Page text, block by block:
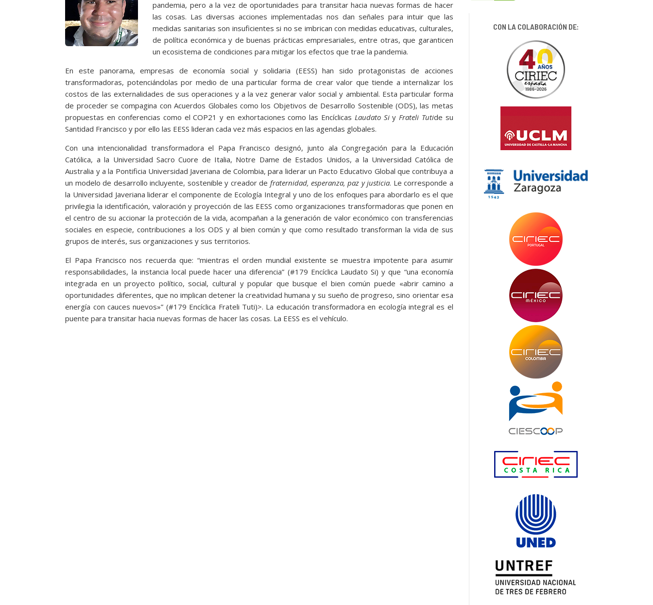
pandemia, pero a la vez de oportunidades para transitar hacia nuevas formas de hacer
las cosas. Las diversas acciones implementadas nos dan señales para intuir que las
medidas sanitarias son insuficientes si no se imbrican con medidas educativas, culturales,
de política económica y de buenas prácticas empresariales, entre otras, que garanticen
un ecosistema de condiciones para mitigar los efectos que trae la pandemia.
En este panorama, empresas de economía social y solidaria (EESS) han sido protagonistas de acciones
transformadoras, potenciándolas por medio de una particular forma de crear valor que tiende a internalizar los
costos de las externalidades de sus operaciones y a la vez generar valor social y ambiental. Esta particular forma
de proceder se compagina con Acuerdos Globales como los Objetivos de Desarrollo Sostenible (ODS), las metas
propuestas en conferencias como el COP21 y en exhortaciones como las Encíclicas Laudato Siy Frateli Tutide su
Santidad Francisco y por ello las EESS lideran cada vez más espacios en las agendas globales.
Con una intencionalidad transformadora el Papa Francisco designó, junto ala Congregación para la Educación
Católica, a la Universidad Sacro Cuore de Italia, Notre Dame de Estados Unidos, a la Universidad Católica de
Australia y a la Pontificia Universidad Javeriana de Colombia, para liderar un Pacto Educativo Global que contribuya a
un modelo de desarrollo incluyente, sostenible y creador de fraternidad, esperanza, paz y justicia. Le corresponde a
la Universidad Javeriana liderar el componente de Ecología Integral y uno de los enfoques para abordarlo es el que
privilegia la identificación, valoración y proyección de las EESS como organizaciones transformadoras que ponen en
el centro de su accionar la protección de la vida, acompañan a la generación de valor económico con transferencias
sociales en especie, contribuciones a los ODS y al bien común y que como resultado transforman la vida de sus
grupos de interés, sus organizaciones y sus territorios.
El Papa Francisco nos recuerda que: “mientras el orden mundial existente se muestra impotente para asumir
responsabilidades, la instancia local puede hacer una diferencia” (#179 Encíclica Laudato Si) y que “una economía
integrada en un proyecto político, social, cultural y popular que busque el bien común puede «abrir camino a
oportunidades diferentes, que no implican detener la creatividad humana y su sueño de progreso, sino orientar esa
energía con cauces nuevos»” (#179 Encíclica Frateli Tuti)>. La educación transformadora en ecología integral es el
puente para transitar hacia nuevas formas de hacer las cosas. La EESS es el vehículo.
CON LA COLABORACIÓN DE: